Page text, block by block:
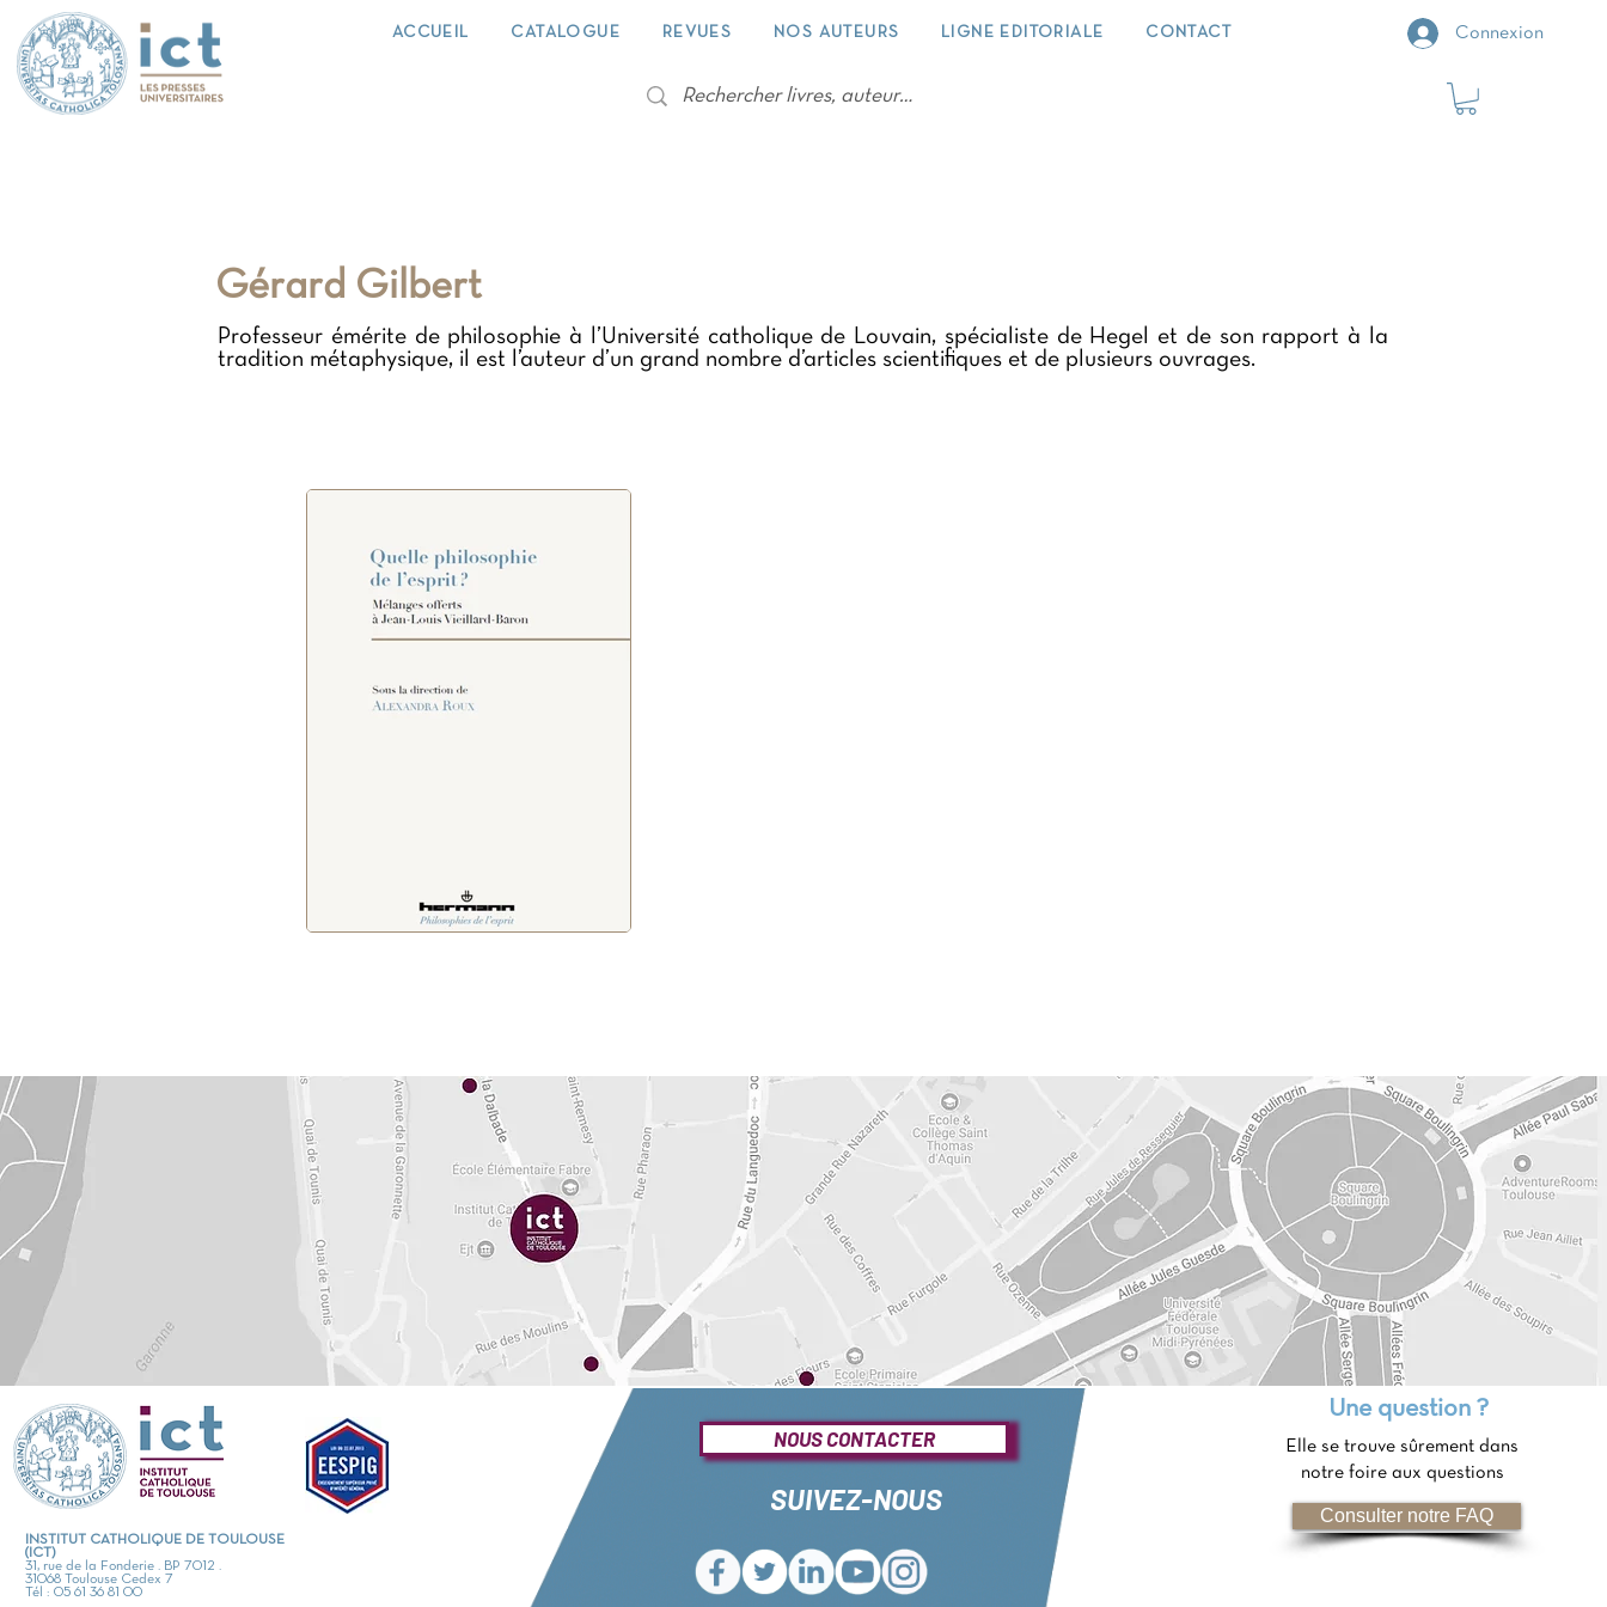
ACCUEIL CATALOGUE REVUES NOS AUTEURS LIGNE EDITORIALE CONTACT Connexion
Gérard Gilbert
Professeur émérite de philosophie à l’Université catholique de Louvain, spécialiste de Hegel et de son rapport à la
tradition métaphysique, il est l’auteur d’un grand nombre d’articles scientifiques et de plusieurs ouvrages.
INSTITUT CATHOLIQUE DE TOULOUSE
(ICT)
31, rue de la Fonderie . BP 7012 .
31068 Toulouse Cedex 7
Tél : 05 61 36 81 00
NOUS CONTACTER
SUIVEZ-NOUS
Une question ?
Elle se trouve sûrement dans
notre foire aux questions
Consulter notre FAQ